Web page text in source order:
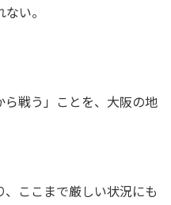
い。
ら戦う」ことを、大阪の地
ここまで厳しい状況にも